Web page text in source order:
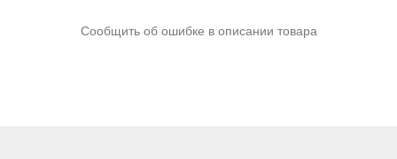
Сообщить об ошибке в описании товара